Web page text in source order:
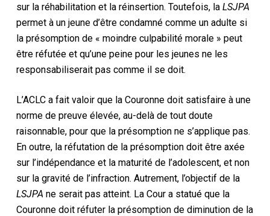
sur la réhabilitation et la réinsertion. Toutefois, la LSJPA
permet à un jeune d’être condamné comme un adulte si
la présomption de « moindre culpabilité morale » peut
être réfutée et qu’une peine pour les jeunes ne les
responsabiliserait pas comme il se doit.
L’ACLC a fait valoir que la Couronne doit satisfaire à une
norme de preuve élevée, au-delà de tout doute
raisonnable, pour que la présomption ne s’applique pas.
En outre, la réfutation de la présomption doit être axée
sur l’indépendance et la maturité de l’adolescent, et non
sur la gravité de l’infraction. Autrement, l’objectif de la
LSJPA ne serait pas atteint. La Cour a statué que la
Couronne doit réfuter la présomption de diminution de la